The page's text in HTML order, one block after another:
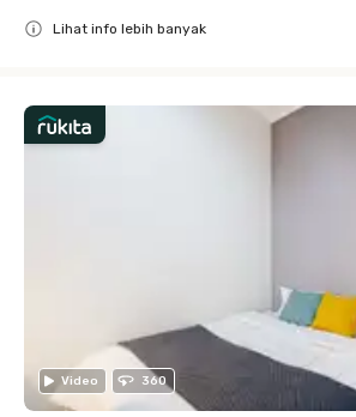
Lihat info lebih banyak
Video 360